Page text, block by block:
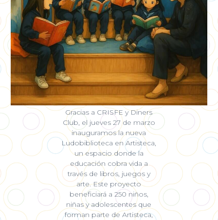
Gracias a CRISFE y Diners
Club, el jueves 27 de marzo
inauguramos la nueva
Ludobiblioteca en Artisteca,
un espacio donde la
educación cobra vida a
través de libros, juegos y
arte. Este proyecto
beneficiará a 250 niños,
niñas y adolescentes que
forman parte de Artisteca,